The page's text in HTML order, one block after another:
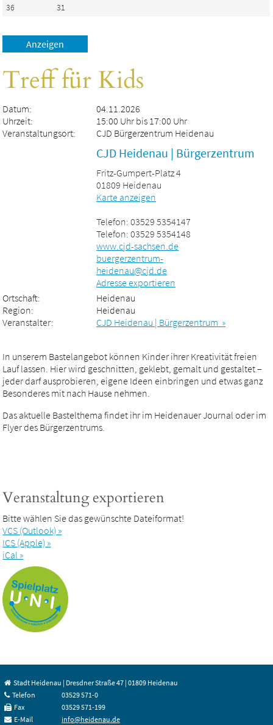
36
31
Treff für Kids
Datum:
04.11.2026
Uhrzeit:
15:00 Uhr bis 17:00 Uhr
Veranstaltungsort:
CJD Bürgerzentrum Heidenau
CJD Heidenau | Bürgerzentrum
Fritz-Gumpert-Platz 4
01809 Heidenau
Karte anzeigen
Telefon: 03529 5354147
Telefon: 03529 5354148
www.cjd-sachsen.de
buergerzentrum-
heidenau@cjd.de
Adresse exportieren
Ortschaft:
Heidenau
Region:
Heidenau
Veranstalter:
CJD Heidenau | Bürgerzentrum »
In unserem Bastelangebot können Kinder ihrer Kreativität freien
Lauf lassen. Hier wird geschnitten, geklebt, gemalt und gestaltet –
jeder darf ausprobieren, eigene Ideen einbringen und etwas ganz
Besonderes mit nach Hause nehmen.
Das aktuelle Bastelthema findet ihr im Heidenauer Journal oder im
Flyer des Bürgerzentrums.
Veranstaltung exportieren
Bitte wählen Sie das gewünschte Dateiformat!
VCS (Outlook) »
ICS (Apple) »
iCal »
Stadt Heidenau | Dresdner Straße 47 | 01809 Heidenau
Telefon
03529 571-0
Fax
03529 571-199
E-Mail
info@heidenau.de